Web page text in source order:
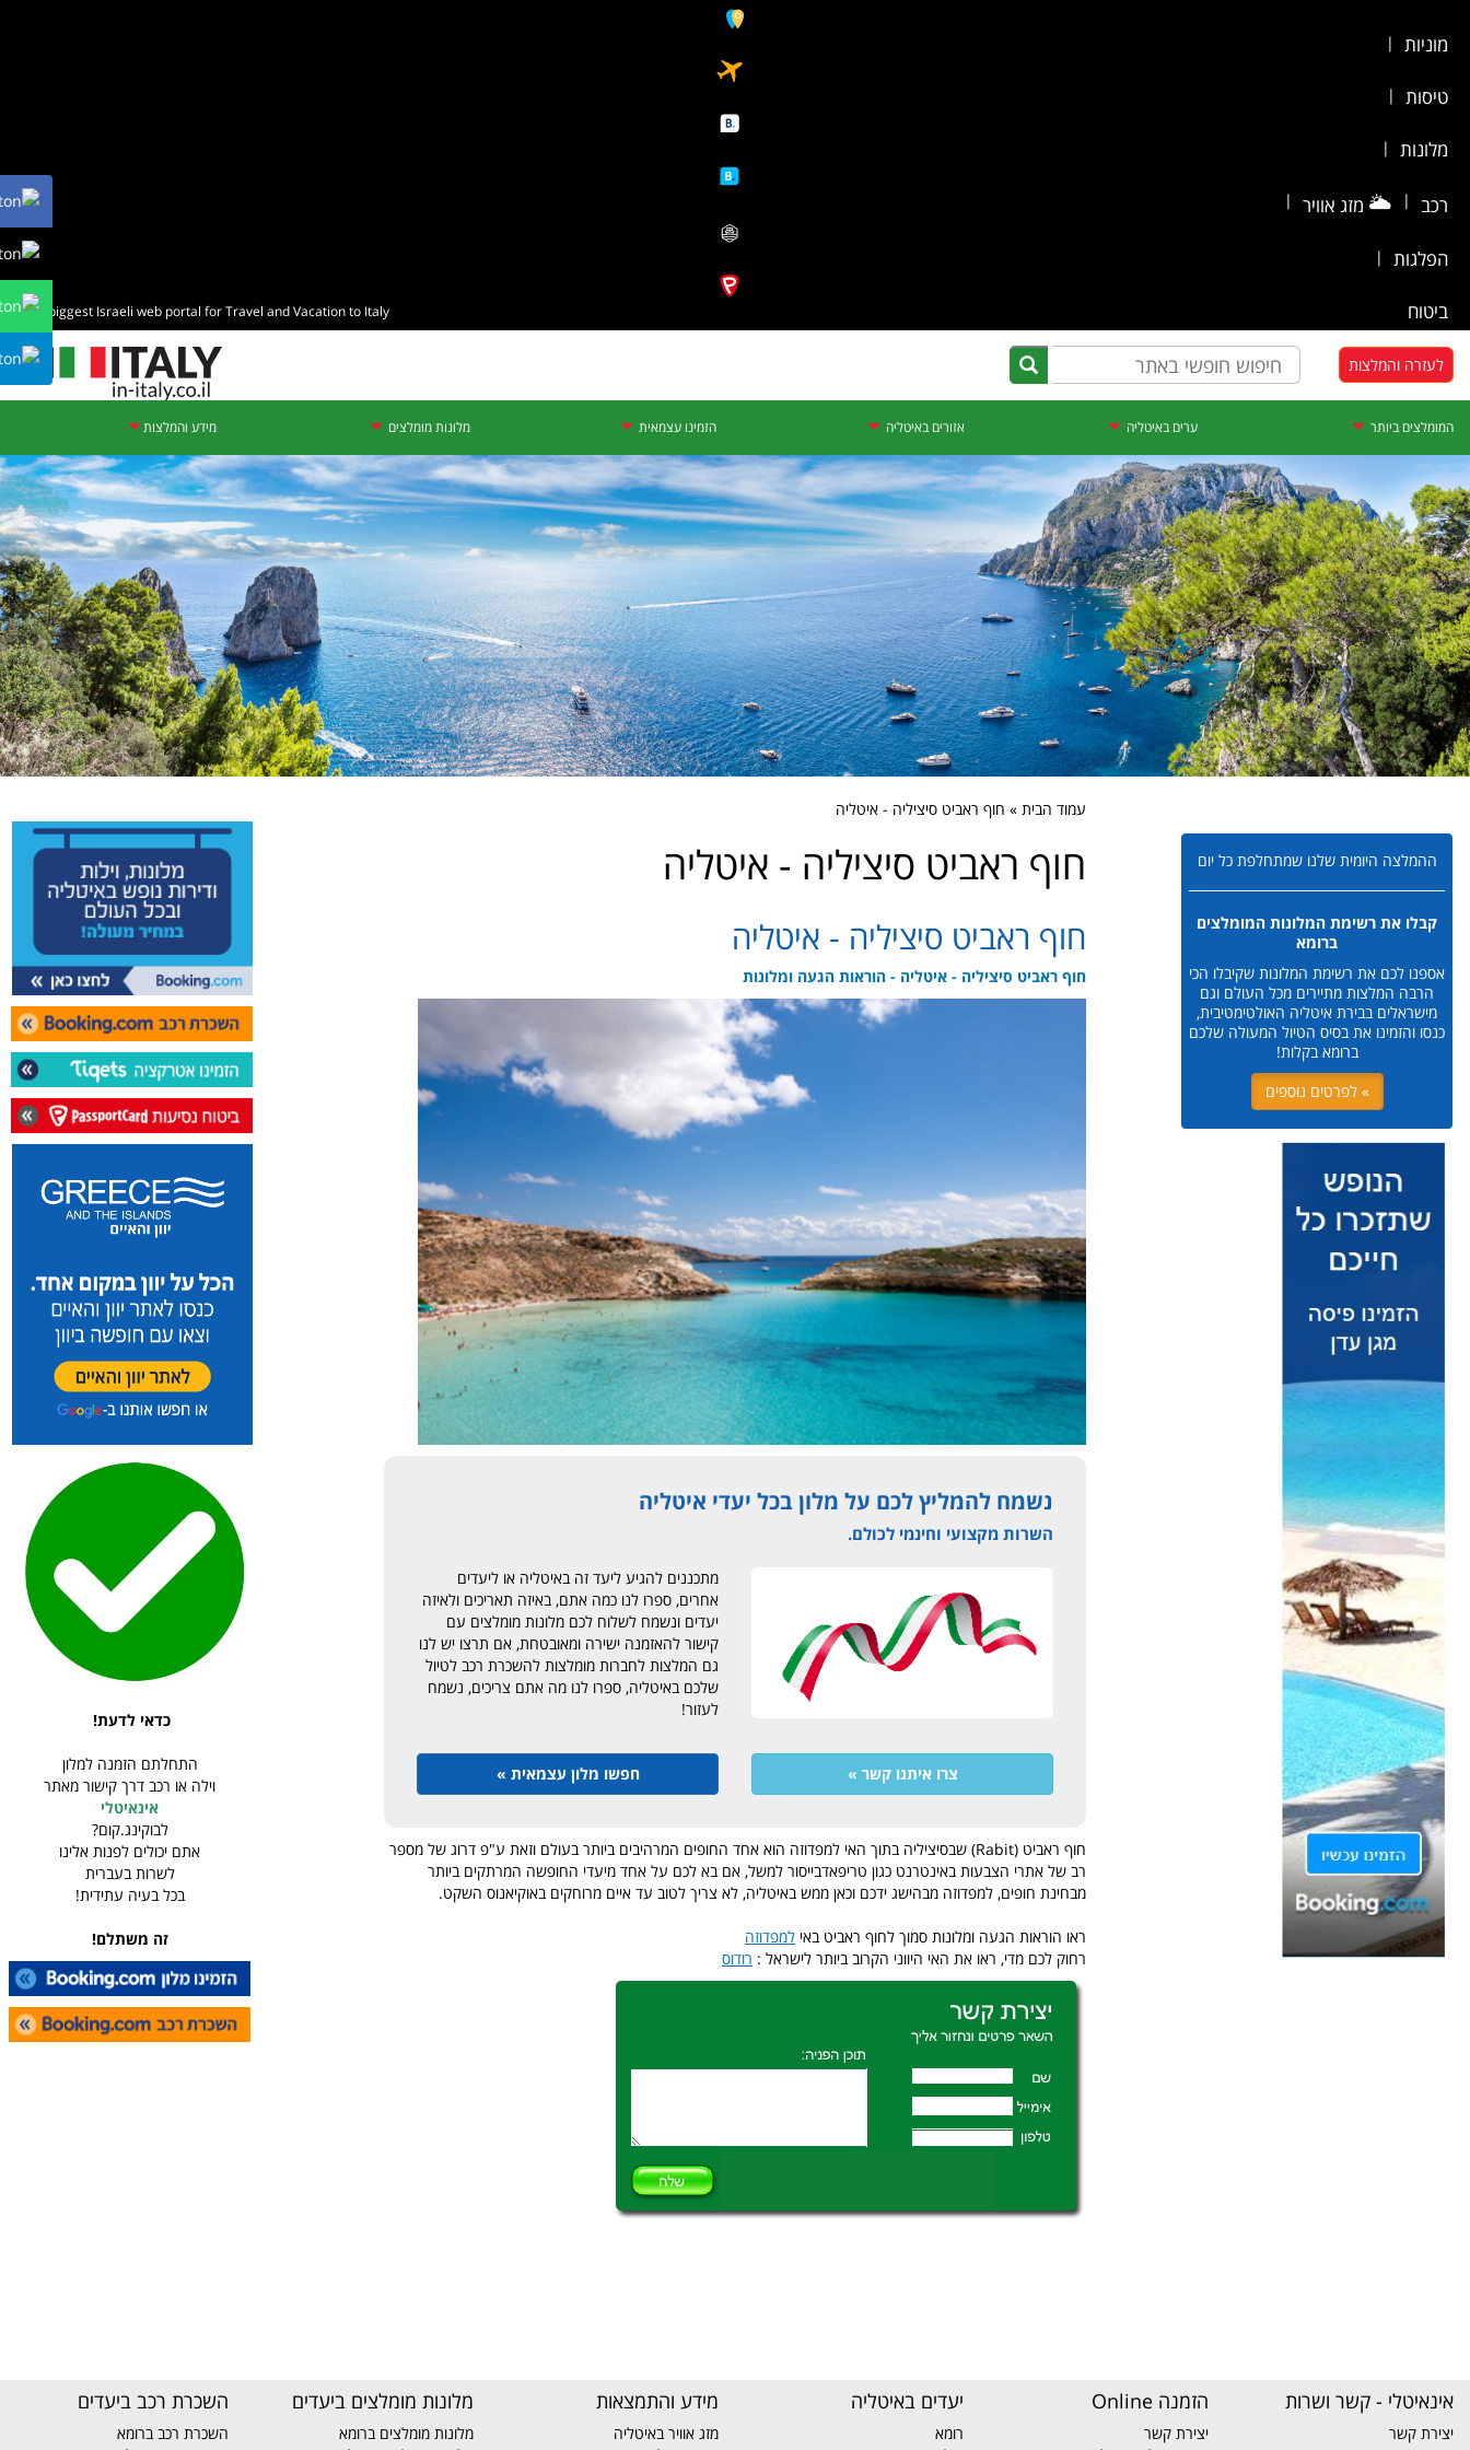
מוניות |
טיסות |
מלונות |
רכב |
🌥️ מזג אוויר |
הפלגות |
ביטוח The biggest Israeli web portal for Travel and Vacation to Italy
לעזרה והמלצות
המומלצים ביותר ערים באיטליה אזורים באיטליה הזמינו עצמאית מלונות מומלצים מידע והמלצות
עמוד הבית » חוף ראביט סיציליה - איטליה
ההמלצה היומית שלנו שמתחלפת כל יום
קבלו את רשימת המלונות המומלצים
ברומא
אספנו לכם את רשימת המלונות שקיבלו הכי
הרבה המלצות מתיירים מכל העולם וגם
מישראלים בבירת איטליה האולטימטיבית,
כנסו והזמינו את בסיס הטיול המעולה שלכם
ברומא בקלות!
» לפרטים נוספים
חוף ראביט סיציליה - איטליה
חוף ראביט סיציליה - איטליה
חוף ראביט סיציליה - איטליה - הוראות הגעה ומלונות
נשמח להמליץ לכם על מלון בכל יעדי איטליה
השרות מקצועי וחינמי לכולם.
מתכננים להגיע ליעד זה באיטליה או ליעדים
אחרים, ספרו לנו כמה אתם, באיזה תאריכים ולאיזה
יעדים ונשמח לשלוח לכם מלונות מומלצים עם
קישור להאזמנה ישירה ומאובטחת, אם תרצו יש לנו
גם המלצות לחברות מומלצות להשכרת רכב לטיול
שלכם באיטליה, ספרו לנו מה אתם צריכים, נשמח
לעזור!
צרו איתנו קשר » חפשו מלון עצמאית »
חוף ראביט (Rabit) שבסיציליה בתוך האי למפדוזה הוא אחד החופים המרהיבים ביותר בעולם וזאת ע"פ דרוג של מספר
רב של אתרי הצבעות באינטרנט כגון טריפאדבייסור למשל, אם בא לכם על אחד מיעדי החופשה המרתקים ביותר
מבחינת חופים, למפדוזה מבהישג ידכם וכאן ממש באיטליה, לא צריך לטוב עד איים מרוחקים באוקיאנוס השקט.
ראו הוראות הגעה ומלונות סמוך לחוף ראביט באי למפדוזה
רחוק לכם מדי, ראו את האי היווני הקרוב ביותר לישראל : רודוס
כדאי לדעת!
התחלתם הזמנה למלון
וילה או רכב דרך קישור מאתר
אינאיטלי
לבוקינג.קום?
אתם יכולים לפנות אלינו
לשרות בעברית
בכל בעיה עתידית!
זה משתלם!
אינאיטלי - קשר ושרות
יצירת קשר
הזמנה Online
יצירת קשר
יעדים באיטליה
רומא
מידע והתמצאות
מזג אוויר באיטליה
מלונות מומלצים ביעדים
מלונות מומלצים ברומא
השכרת רכב ביעדים
השכרת רכב ברומא